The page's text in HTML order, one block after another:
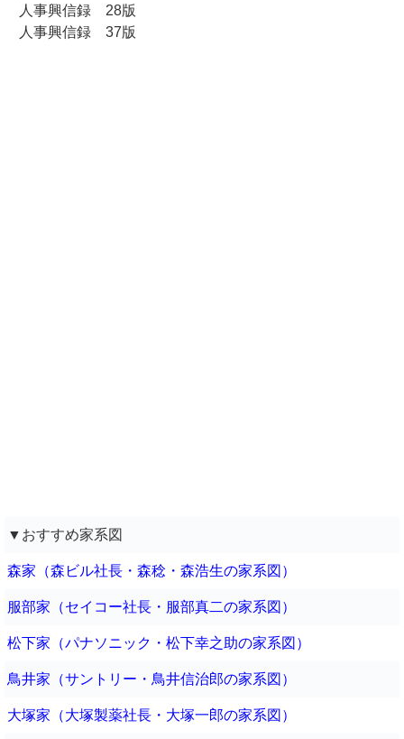
人事興信録 28版
人事興信録 37版
▼おすすめ家系図
森家（森ビル社長・森稔・森浩生の家系図）
服部家（セイコー社長・服部真二の家系図）
松下家（パナソニック・松下幸之助の家系図）
鳥井家（サントリー・鳥井信治郎の家系図）
大塚家（大塚製薬社長・大塚一郎の家系図）